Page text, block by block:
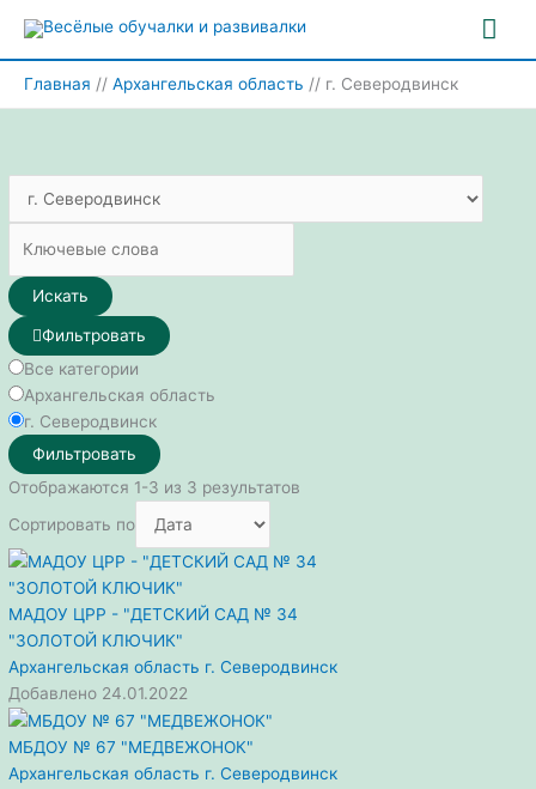
содержимому
Главная Архангельская область г. Северодвинск
Искать
Фильтровать
Все категории
Архангельская область
г. Северодвинск
Фильтровать
Отображаются 1-3 из 3 результатов
Сортировать по
МАДОУ ЦРР - "ДЕТСКИЙ САД № 34
"ЗОЛОТОЙ КЛЮЧИК"
Архангельская область г. Северодвинск
Добавлено 24.01.2022
МБДОУ № 67 "МЕДВЕЖОНОК"
Архангельская область г. Северодвинск